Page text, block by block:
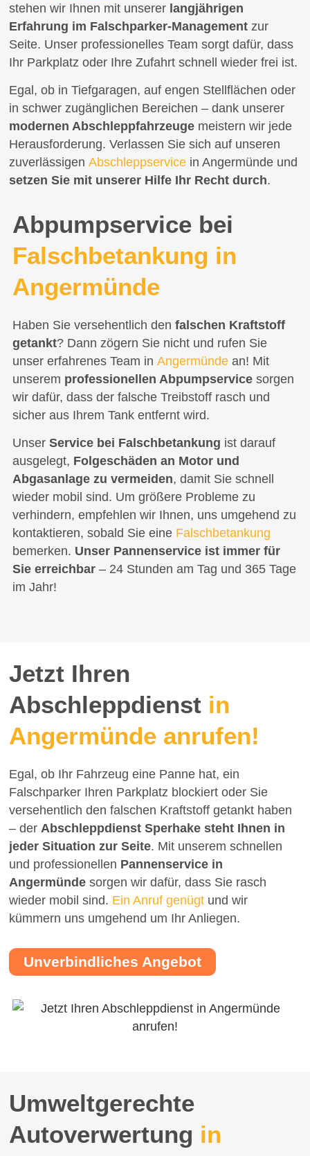
Abpumpservice bei
Falschbetankung in
Angermünde
Haben Sie versehentlich den falschen Kraftstoff
getankt? Dann zögern Sie nicht und rufen Sie
unser erfahrenes Team in Angermündean! Mit
unserem professionellen Abpumpservicesorgen
wir dafür, dass der falsche Treibstoff rasch und
sicher aus Ihrem Tank entfernt wird.
Unser Service bei Falschbetankung ist darauf
ausgelegt, Folgeschäden an Motor und
Abgasanlage zu vermeiden, damit Sie schnell
wieder mobil sind. Um größere Probleme zu
verhindern, empfehlen wir Ihnen, uns umgehend zu
kontaktieren, sobald Sie eine Falschbetankung
bemerken. Unser Pannenservice ist immer für
Sie erreichbar– 24 Stunden am Tag und 365 Tage
im Jahr!
stehen wir Ihnen mit unserer langjährigen
Erfahrung im Falschparker-Management zur
Seite. Unser professionelles Team sorgt dafür, dass
Ihr Parkplatz oder Ihre Zufahrt schnell wieder frei ist.
Egal, ob in Tiefgaragen, auf engen Stellflächen oder
in schwer zugänglichen Bereichen – dank unserer
modernen Abschleppfahrzeuge meistern wir jede
Herausforderung. Verlassen Sie sich auf unseren
zuverlässigen Abschleppservice in Angermünde und
setzen Sie mit unserer Hilfe Ihr Recht durch.
Jetzt Ihren
Abschleppdienst in
Angermünde anrufen!
Egal, ob Ihr Fahrzeug eine Panne hat, ein
Falschparker Ihren Parkplatz blockiert oder Sie
versehentlich den falschen Kraftstoff getankt haben
– der Abschleppdienst Sperhake steht Ihnen in
jeder Situation zur Seite. Mit unserem schnellen
und professionellen Pannenservice in
Angermündesorgen wir dafür, dass Sie rasch
wieder mobil sind. Ein Anruf genügt und wir
kümmern uns umgehend um Ihr Anliegen.
Unverbindliches Angebot
Umweltgerechte
Autoverwertung in